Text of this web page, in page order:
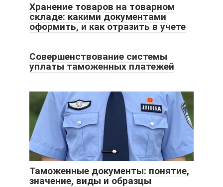
Хранение товаров на товарном
складе: какими документами
оформить, и как отразить в учете
Совершенствование системы
уплаты таможенных платежей
Таможенные документы: понятие,
значение, виды и образцы